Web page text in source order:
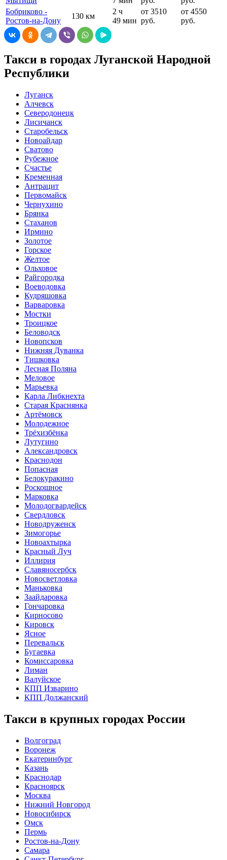
Бобриково -
Ростов-на-Дону
130 км
2 ч
49 мин
от 3510
руб.
от 4550
руб.
Такси в городах Луганской Народной
Республики
Луганск
Алчевск
Северодонецк
Лисичанск
Старобельск
Новоайдар
Сватово
Рубежное
Счастье
Кременная
Антрацит
Первомайск
Чернухино
Брянка
Стаханов
Ирмино
Золотое
Горское
Желтое
Ольховое
Райгородка
Воеводовка
Кудряшовка
Варваровка
Мостки
Троицкое
Беловодск
Новопсков
Нижняя Дуванка
Тишковка
Лесная Поляна
Меловое
Марьевка
Карла Либкнехта
Старая Краснянка
Артёмовск
Молодежное
Трёхизбёнка
Лутугино
Александровск
Краснодон
Попасная
Белокуракино
Роскошное
Марковка
Молодогвардейск
Свердловск
Новодруженск
Зимогорье
Новоахтырка
Красный Луч
Иллирия
Славяносербск
Новосветловка
Маньковка
Заайдаровка
Гончаровка
Кирносово
Кировск
Ясное
Перевальск
Бугаевка
Комиссаровка
Лиман
Валуйское
КПП Изварино
КПП Должанский
Такси в крупных городах России
Волгоград
Воронеж
Екатеринбург
Казань
Краснодар
Красноярск
Москва
Нижний Новгород
Новосибирск
Омск
Пермь
Ростов-на-Дону
Самара